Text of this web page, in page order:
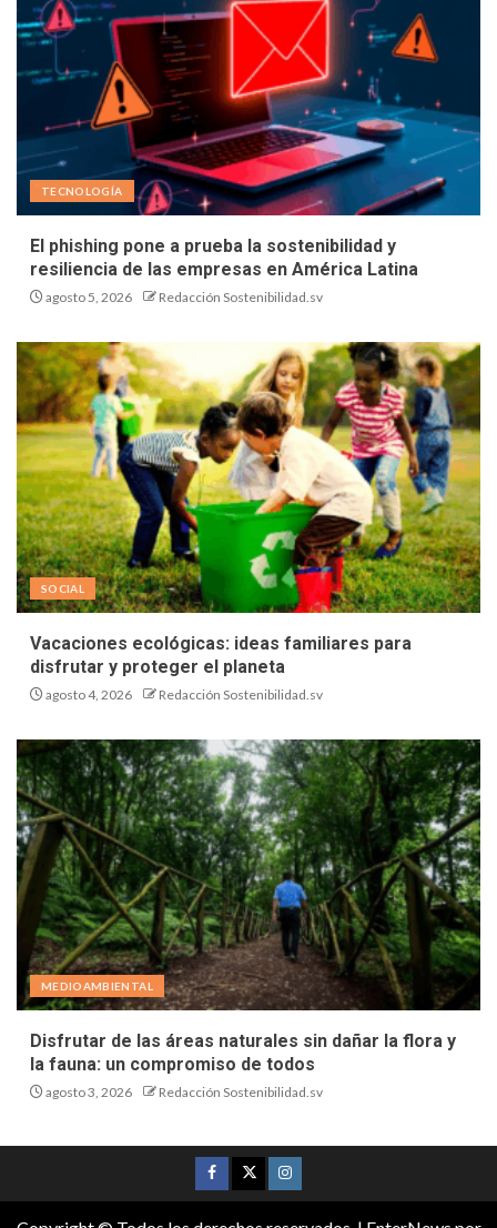
TECNOLOGÍA
El phishing pone a prueba la sostenibilidad y
resiliencia de las empresas en América Latina
agosto 5, 2026 Redacción Sostenibilidad.sv
SOCIAL
Vacaciones ecológicas: ideas familiares para
disfrutar y proteger el planeta
agosto 4, 2026 Redacción Sostenibilidad.sv
MEDIOAMBIENTAL
Disfrutar de las áreas naturales sin dañar la flora y
la fauna: un compromiso de todos
agosto 3, 2026 Redacción Sostenibilidad.sv